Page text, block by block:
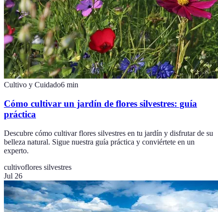
Cultivo y Cuidado6 min
Cómo cultivar un jardín de flores silvestres: guía
práctica
Descubre cómo cultivar flores silvestres en tu jardín y disfrutar de su
belleza natural. Sigue nuestra guía práctica y conviértete en un
experto.
cultivoflores silvestres
Jul 26